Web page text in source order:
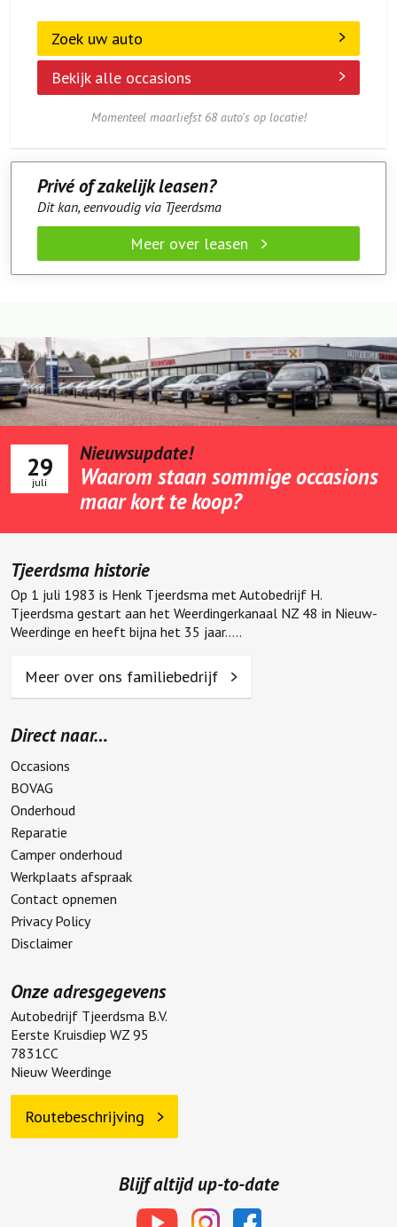
Zoek uw auto
Bekijk alle occasions
Momenteel maarliefst 68 auto's op locatie!
Privé of zakelijk leasen?
Dit kan, eenvoudig via Tjeerdsma
Meer over leasen
29
juli
Nieuwsupdate!
Waarom staan sommige occasions
maar kort te koop?
Blijf altijd up-to-date
Tjeerdsma historie
Op 1 juli 1983 is Henk Tjeerdsma met Autobedrijf H.
Tjeerdsma gestart aan het Weerdingerkanaal NZ 48 in Nieuw-
Weerdinge en heeft bijna het 35 jaar.....
Meer over ons familiebedrijf
Direct naar…
Occasions
BOVAG
Onderhoud
Reparatie
Camper onderhoud
Werkplaats afspraak
Contact opnemen
Privacy Policy
Disclaimer
Onze adresgegevens
Autobedrijf Tjeerdsma B.V.
Eerste Kruisdiep WZ 95
7831CC
Nieuw Weerdinge
Routebeschrijving